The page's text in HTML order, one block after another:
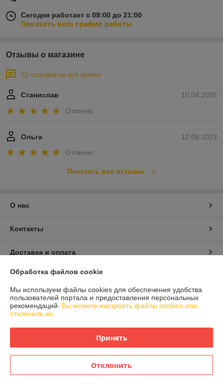
Сегодня работает с 09:00 до 21:00
Показать весь график работы
Отзывы о магазине
22 отзывов за всё время
10.04.2025
Станислав
Отлично
12.09.2023
Ольга
Отлично
Показать все отзывы
О нас
Контакты
Доставка и оплата
График работы
Полная версия сайта
Сайт создан на платформе Deal.by
Обработка файлов cookie
Мы используем файлы cookies для обеспечения удобства
пользователей портала и предоставления персональных
рекомендаций. Вы можете настроить файлы cookies или
отключить их.
Принять
Отклонить